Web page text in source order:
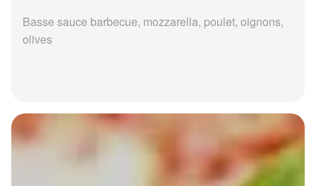
Basse sauce barbecue, mozzarella, poulet, oignons,
olives